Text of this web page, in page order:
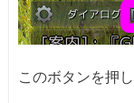
このボタンを押し